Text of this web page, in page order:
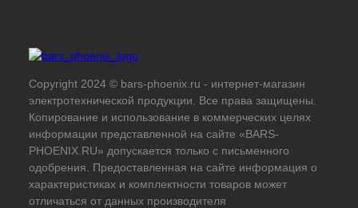
Copyright 2024 © bars-phoenix.ru - интернет-магазин
электротехнической продукции. Все права защищены.
Копирование и использование в коммерческих целях
информации представленной на сайте «BARS-
PHOENIX.RU» допускается только с письменного
одобрения. Предоставленная на сайте информация о
характеристиках и комплектности товаров может
отличаться от данных производителя